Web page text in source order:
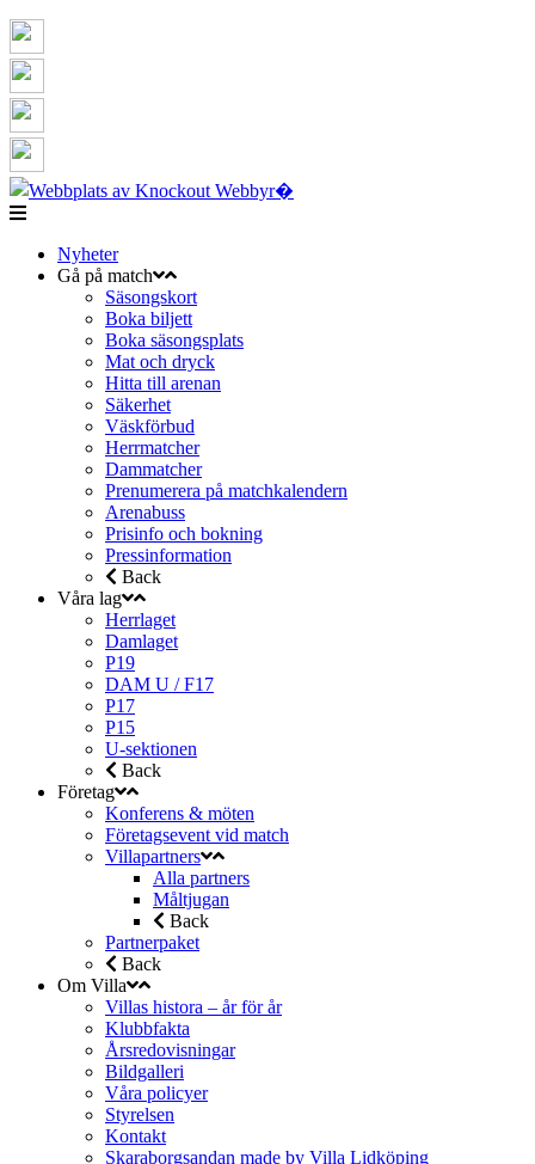
Nyheter
Gå på match
Säsongskort
Boka biljett
Boka säsongsplats
Mat och dryck
Hitta till arenan
Säkerhet
Väskförbud
Herrmatcher
Dammatcher
Prenumerera på matchkalendern
Arenabuss
Prisinfo och bokning
Pressinformation
Back
Våra lag
Herrlaget
Damlaget
P19
DAM U / F17
P17
P15
U-sektionen
Back
Företag
Konferens & möten
Företagsevent vid match
Villapartners
Alla partners
Måltjugan
Back
Partnerpaket
Back
Om Villa
Villas histora – år för år
Klubbfakta
Årsredovisningar
Bildgalleri
Våra policyer
Styrelsen
Kontakt
Skaraborgsandan made by Villa Lidköping